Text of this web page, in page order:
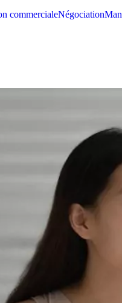
commercialeNégociation